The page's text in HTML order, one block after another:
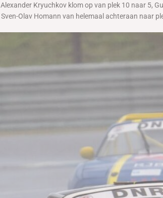
Kryuchkov klom op van plek 10 naar 5,
Olav Homann van helemaal achteraan naar